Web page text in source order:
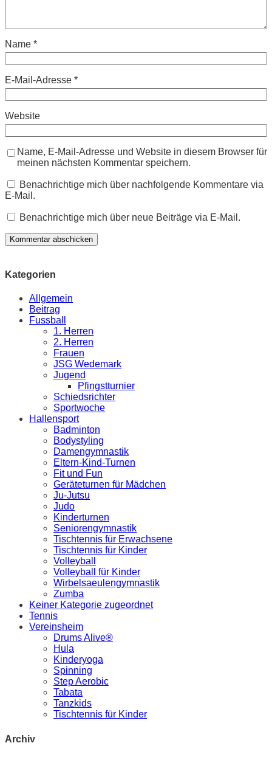
Name *
E-Mail-Adresse *
Website
Name, E-Mail-Adresse und Website in diesem Browser für
meinen nächsten Kommentar speichern.
Benachrichtige mich über nachfolgende Kommentare via
E-Mail.
Benachrichtige mich über neue Beiträge via E-Mail.
Kategorien
Allgemein
Beitrag
Fussball
1. Herren
2. Herren
Frauen
JSG Wedemark
Jugend
Pfingstturnier
Schiedsrichter
Sportwoche
Hallensport
Badminton
Bodystyling
Damengymnastik
Eltern-Kind-Turnen
Fit und Fun
Geräteturnen für Mädchen
Ju-Jutsu
Judo
Kinderturnen
Seniorengymnastik
Tischtennis für Erwachsene
Tischtennis für Kinder
Volleyball
Volleyball für Kinder
Wirbelsaeulengymnastik
Zumba
Keiner Kategorie zugeordnet
Tennis
Vereinsheim
Drums Alive®
Hula
Kinderyoga
Spinning
Step Aerobic
Tabata
Tanzkids
Tischtennis für Kinder
Archiv